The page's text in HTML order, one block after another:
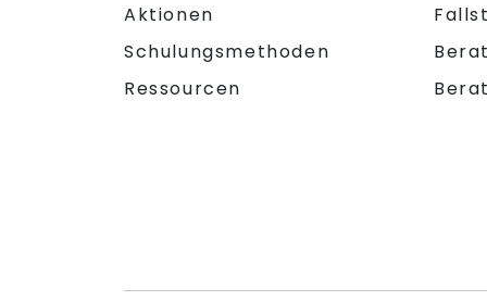
Aktionen
Schulungsmethoden
Ressourcen